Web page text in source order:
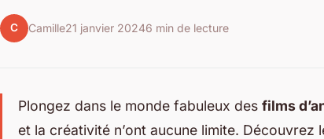
C Camille21 janvier 20246 min de lecture
Plongez dans le monde fabuleux des films
et la créativité n’ont aucune limite. Découvrez